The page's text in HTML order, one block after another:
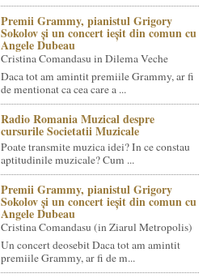
Premii Grammy, pianistul Grigory
Sokolov și un concert ieșit din comun cu
Angele Dubeau
Cristina Comandasu in Dilema Veche
Daca tot am amintit premiile Grammy, ar fi
de mentionat ca cea care a ...
Radio Romania Muzical despre
cursurile Societatii Muzicale
Poate transmite muzica idei? In ce constau
aptitudinile muzicale? Cum ...
Premii Grammy, pianistul Grigory
Sokolov și un concert ieșit din comun cu
Angele Dubeau
Cristina Comandasu (in Ziarul Metropolis)
Un concert deosebit Daca tot am amintit
premiile Grammy, ar fi de m...